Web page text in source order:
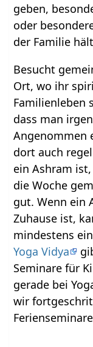
geben,
oder
der Familie
Besucht
Ort, wo ihr
Familienleben
dass man
Angenommen
dort auch
ein Ashram
die Woche
gut. Wenn ein
Zuhause ist,
mindestens
Yoga Vidya
Seminare für
gerade bei
wir